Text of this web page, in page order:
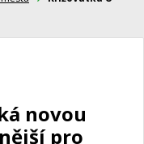
novou
pro